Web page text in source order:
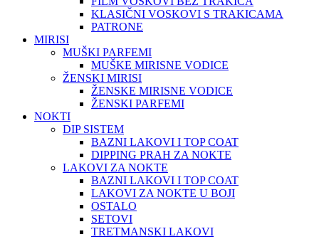
KLASIČNI VOSKOVI S TRAKICAMA
PATRONE
MIRISI
MUŠKI PARFEMI
MUŠKE MIRISNE VODICE
ŽENSKI MIRISI
ŽENSKE MIRISNE VODICE
ŽENSKI PARFEMI
NOKTI
DIP SISTEM
BAZNI LAKOVI I TOP COAT
DIPPING PRAH ZA NOKTE
LAKOVI ZA NOKTE
BAZNI LAKOVI I TOP COAT
LAKOVI ZA NOKTE U BOJI
OSTALO
SETOVI
TRETMANSKI LAKOVI